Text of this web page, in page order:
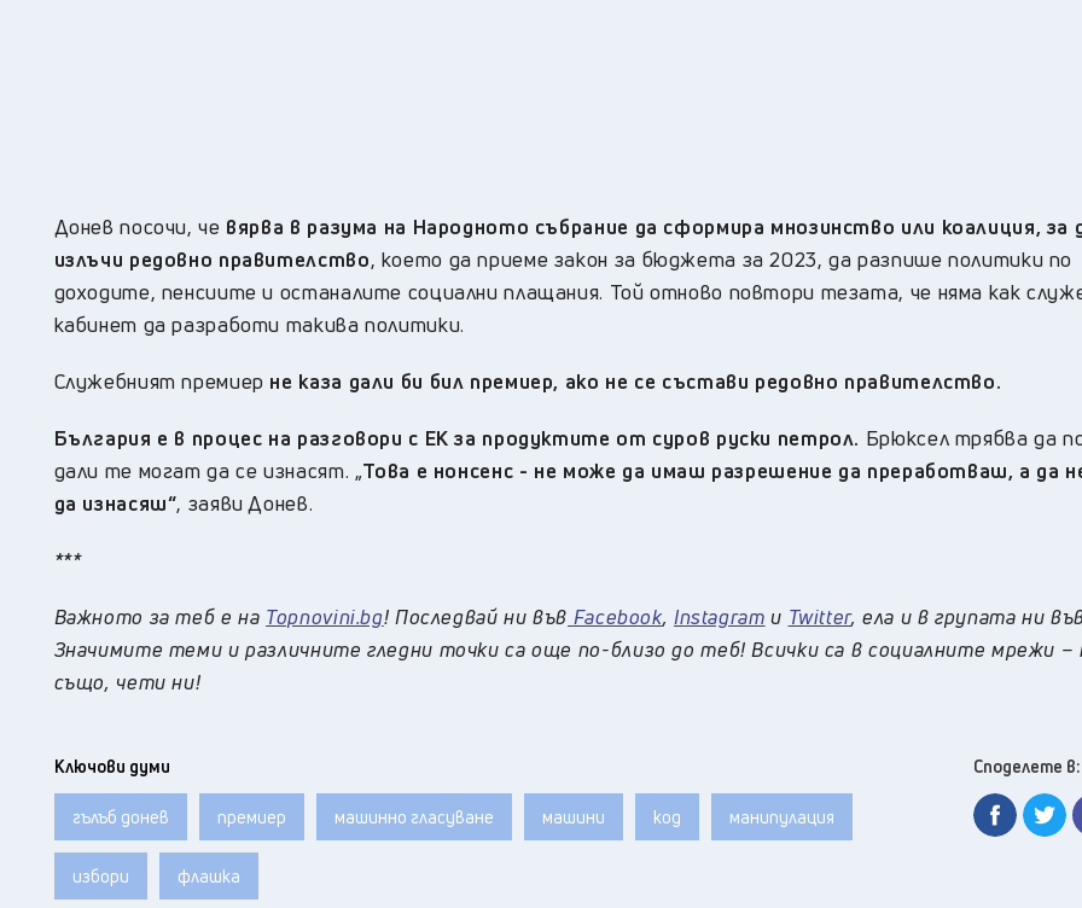
Донев посочи, че вярва в разума на Народното събрание да сформира мнозинство или коалиция, за
излъчи редовно правителство, което да приеме закон за бюджета за 2023, да разпише политики по
доходите, пенсиите и останалите социални плащания. Той отново повтори тезата, че няма как
кабинет да разработи такива политики.
Служебният премиер не каза дали би бил премиер, ако не се състави редовно правителство.
България е в процес на разговори с ЕК за продуктите от суров руски петрол. Брюксел трябва да
дали те могат да се изнасят. „Това е нонсенс - не може да имаш разрешение да преработваш, а да
да изнасяш“, заяви Донев.
***
Важното за теб е на Topnovini.bg! Последвай ни във Facebook, Instagram и Twitter, ела и в групата ни
Значимите теми и различните гледни точки са още по-близо до теб! Всички са в социалните мрежи –
също, чети ни!
Ключови думи
гълъб донев премиер машинно гласуване машини код манипулация
избори флашка
Споделете в: